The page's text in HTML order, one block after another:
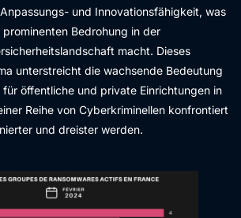
und Innovationsfähigkeit, was
Bedrohung in der
macht. Dieses
unterstreicht die wachsende Bedeutung
öffentliche und private Einrichtungen in
Reihe von Cyberkriminellen konfrontiert
und dreister werden.